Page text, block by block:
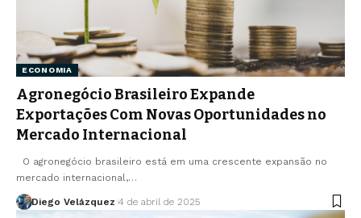
ECONOMIA
Agronegócio Brasileiro Expande
Exportações Com Novas Oportunidades no
Mercado Internacional
O agronegócio brasileiro está em uma crescente expansão no
mercado internacional,…
Diego Velázquez 4 de abril de 2025